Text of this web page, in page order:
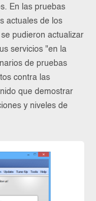
En las pruebas
actuales de los
pudieron actualizar
servicios "en la
de pruebas
contra las
que demostrar
y niveles de